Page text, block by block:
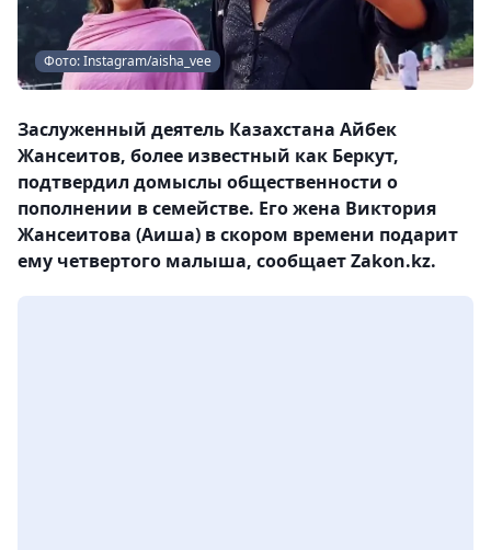
Фото: Instagram/aisha_vee
Заслуженный деятель Казахстана Айбек
Жансеитов, более известный как Беркут,
подтвердил домыслы общественности о
пополнении в семействе. Его жена Виктория
Жансеитова (Аиша) в скором времени подарит
ему четвертого малыша, сообщает Zakon.kz.